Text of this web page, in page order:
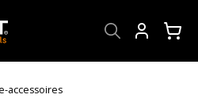
accessoires